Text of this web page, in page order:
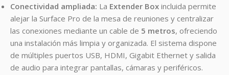
Conectividad ampliada: La Extender Box incluida permite
alejar la Surface Pro de la mesa de reuniones y centralizar
las conexiones mediante un cable de 5 metros, ofreciendo
una instalación más limpia y organizada. El sistema dispone
de múltiples puertos USB, HDMI, Gigabit Ethernet y salida
de audio para integrar pantallas, cámaras y periféricos.